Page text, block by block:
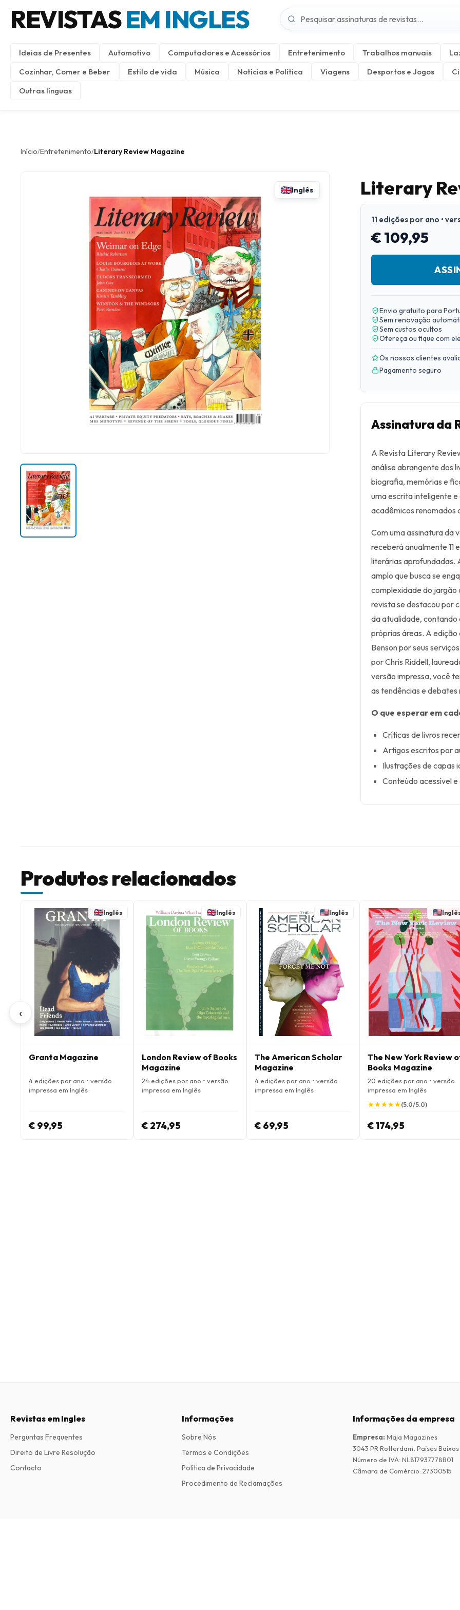
REVISTASEM INGLES
Ideias de Presentes Automotivo Computadores e Acessórios Entretenimento Trabalhos manuais
Cozinhar, Comer e Beber
Estilo de vida Música Notícias e Política Viagens Desportos e Jogos
Outras línguas
Início/Entretenimento/Literary Review Magazine
Inglês Literary
11 edições por ano •
€ 109,95
Envio gratuito para
Sem renovação
Sem custos ocultos
Ofereça ou fique com
Os nossos clientes
Pagamento seguro
Assinatura da
A Revista Literary
análise abrangente dos
biografia, memórias e
uma escrita inteligente
acadêmicos renomados
Com uma assinatura da
receberá anualmente 11
literárias aprofundadas.
amplo que busca se
complexidade do jargão
revista se destacou por
da atualidade, contando
próprias áreas. A
Benson por seus
por Chris Riddell,
versão impressa, você
as tendências e
O que esperar em
Críticas de livros
Artigos escritos por
Ilustrações de capas
Conteúdo acessível
Produtos relacionados
‹
Inglês
Granta Magazine
4 edições por ano • versão
impressa em Inglês
€ 99,95
Inglês
London Review of Books
Magazine
24 edições por ano • versão
impressa em Inglês
€ 274,95
Inglês
The American Scholar
Magazine
4 edições por ano • versão
impressa em Inglês
€ 69,95
The New York Review
Books Magazine
20 edições por ano • versão
impressa em Inglês
★
★★
★★
★★
★★
★(5.0/5.0)
€ 174,95
Revistas em Ingles
Perguntas Frequentes
Direito de Livre Resolução
Contacto
Informações
Sobre Nós
Termos e Condições
Política de Privacidade
Procedimento de Reclamações
Informações da empresa
Empresa: Maja Magazines
3043 PR Rotterdam, Países Baixos
Número de IVA: NL817937778B01
Câmara de Comércio: 27300515